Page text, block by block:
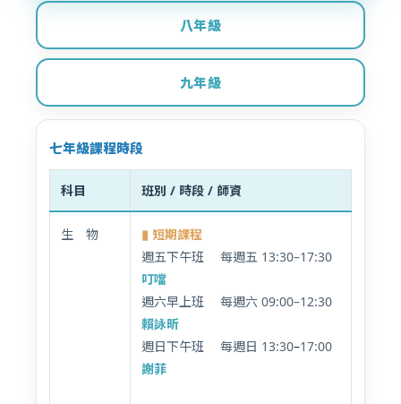
八年級
九年級
七年級課程時段
科目 班別 / 時段 / 師資
生 物
▮ 短期課程
週五下午班
每週五 13:30–17:30
叮噹
週六早上班 每週六 09:00–12:30
賴詠昕
週日下午班 每週日 13:30–17:00
謝菲